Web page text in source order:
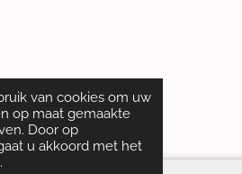
van cookies om uw
op maat gemaakte
Door op
u akkoord met het